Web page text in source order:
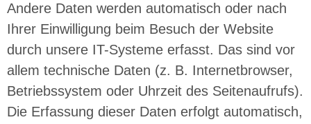
Andere Daten werden automatisch oder nach
Ihrer Einwilligung beim Besuch der Website
durch unsere IT-Systeme erfasst. Das sind vor
allem technische Daten (z. B. Internetbrowser,
Betriebssystem oder Uhrzeit des Seitenaufrufs).
Die Erfassung dieser Daten erfolgt automatisch,